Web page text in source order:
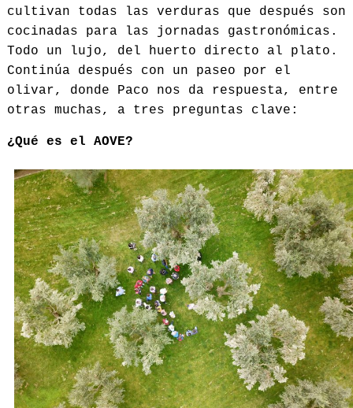
cultivan todas las verduras que después son
cocinadas para las jornadas gastronómicas.
Todo un lujo, del huerto directo al plato.
Continúa después con un paseo por el
olivar, donde Paco nos da respuesta, entre
otras muchas, a tres preguntas clave:
¿Qué es el AOVE?